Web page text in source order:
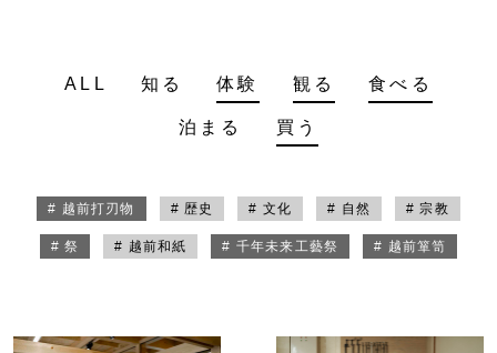
ALL 知る 体験 観る 食べる
泊まる 買う
# 越前打刃物 # 歴史 # 文化 # 自然 # 宗教
# 祭 # 越前和紙 # 千年未来工藝祭 # 越前箪笥